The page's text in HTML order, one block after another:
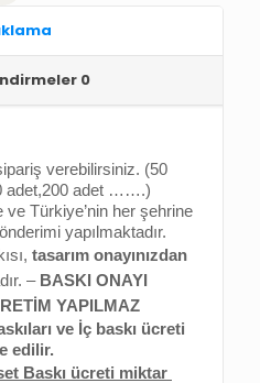
0
verebilirsiniz. (50
adet,200 adet …….)
ve Türkiye’nin her şehrine
yapılmaktadır.
tasarım onayınızdan
– BASKI ONAYI
YAPILMAZ
ve İç baskı ücreti
edilir.
Baskı ücreti miktar